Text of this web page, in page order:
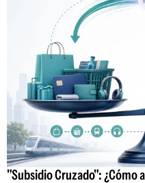
"Subsidio Cruzado": ¿Cómo